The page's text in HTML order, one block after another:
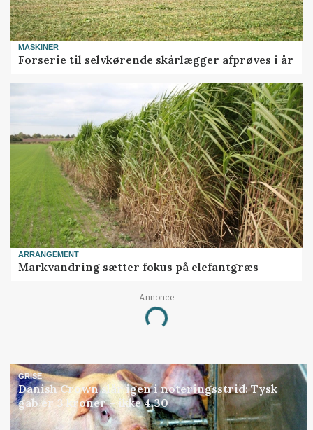
MASKINER
Forserie til selvkørende skårlægger afprøves i år
ARRANGEMENT
Markvandring sætter fokus på elefantgræs
Annonce
Loading...
GRISE
Danish Crown slår igen i noteringsstrid: Tysk
gab er 3 kroner – ikke 4,30